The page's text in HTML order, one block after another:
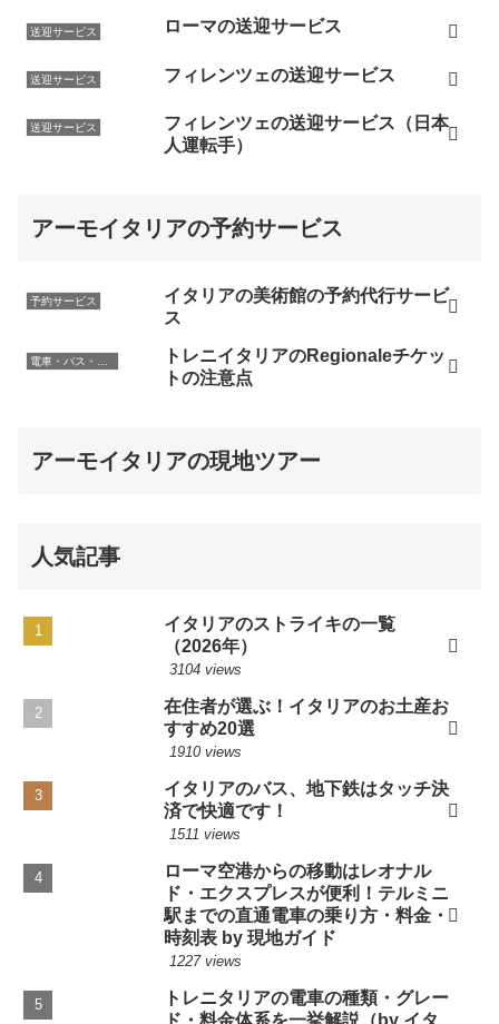
送迎サービス ローマの送迎サービス
送迎サービス フィレンツェの送迎サービス
送迎サービス
フィレンツェの送迎サービス（日本
人運転手）
アーモイタリアの予約サービス
予約サービス
イタリアの美術館の予約代行サービ
ス
トレニイタリアのRegionaleチケッ
トの注意点
アーモイタリアの現地ツアー
人気記事
イタリアのストライキの一覧
（2026年）
3104 views
在住者が選ぶ！イタリアのお土産お
すすめ20選
1910 views
イタリアのバス、地下鉄はタッチ決
済で快適です！
1511 views
ローマ空港からの移動はレオナル
ド・エクスプレスが便利！テルミニ
駅までの直通電車の乗り方・料金・
時刻表 by 現地ガイド
1227 views
トレニタリアの電車の種類・グレー
ド・料金体系を一挙解説（by イタ